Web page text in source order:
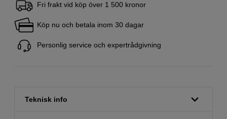
Fri frakt vid köp över 1 500 kronor
Köp nu och betala inom 30 dagar
Personlig service och expertrådgivning
Teknisk info